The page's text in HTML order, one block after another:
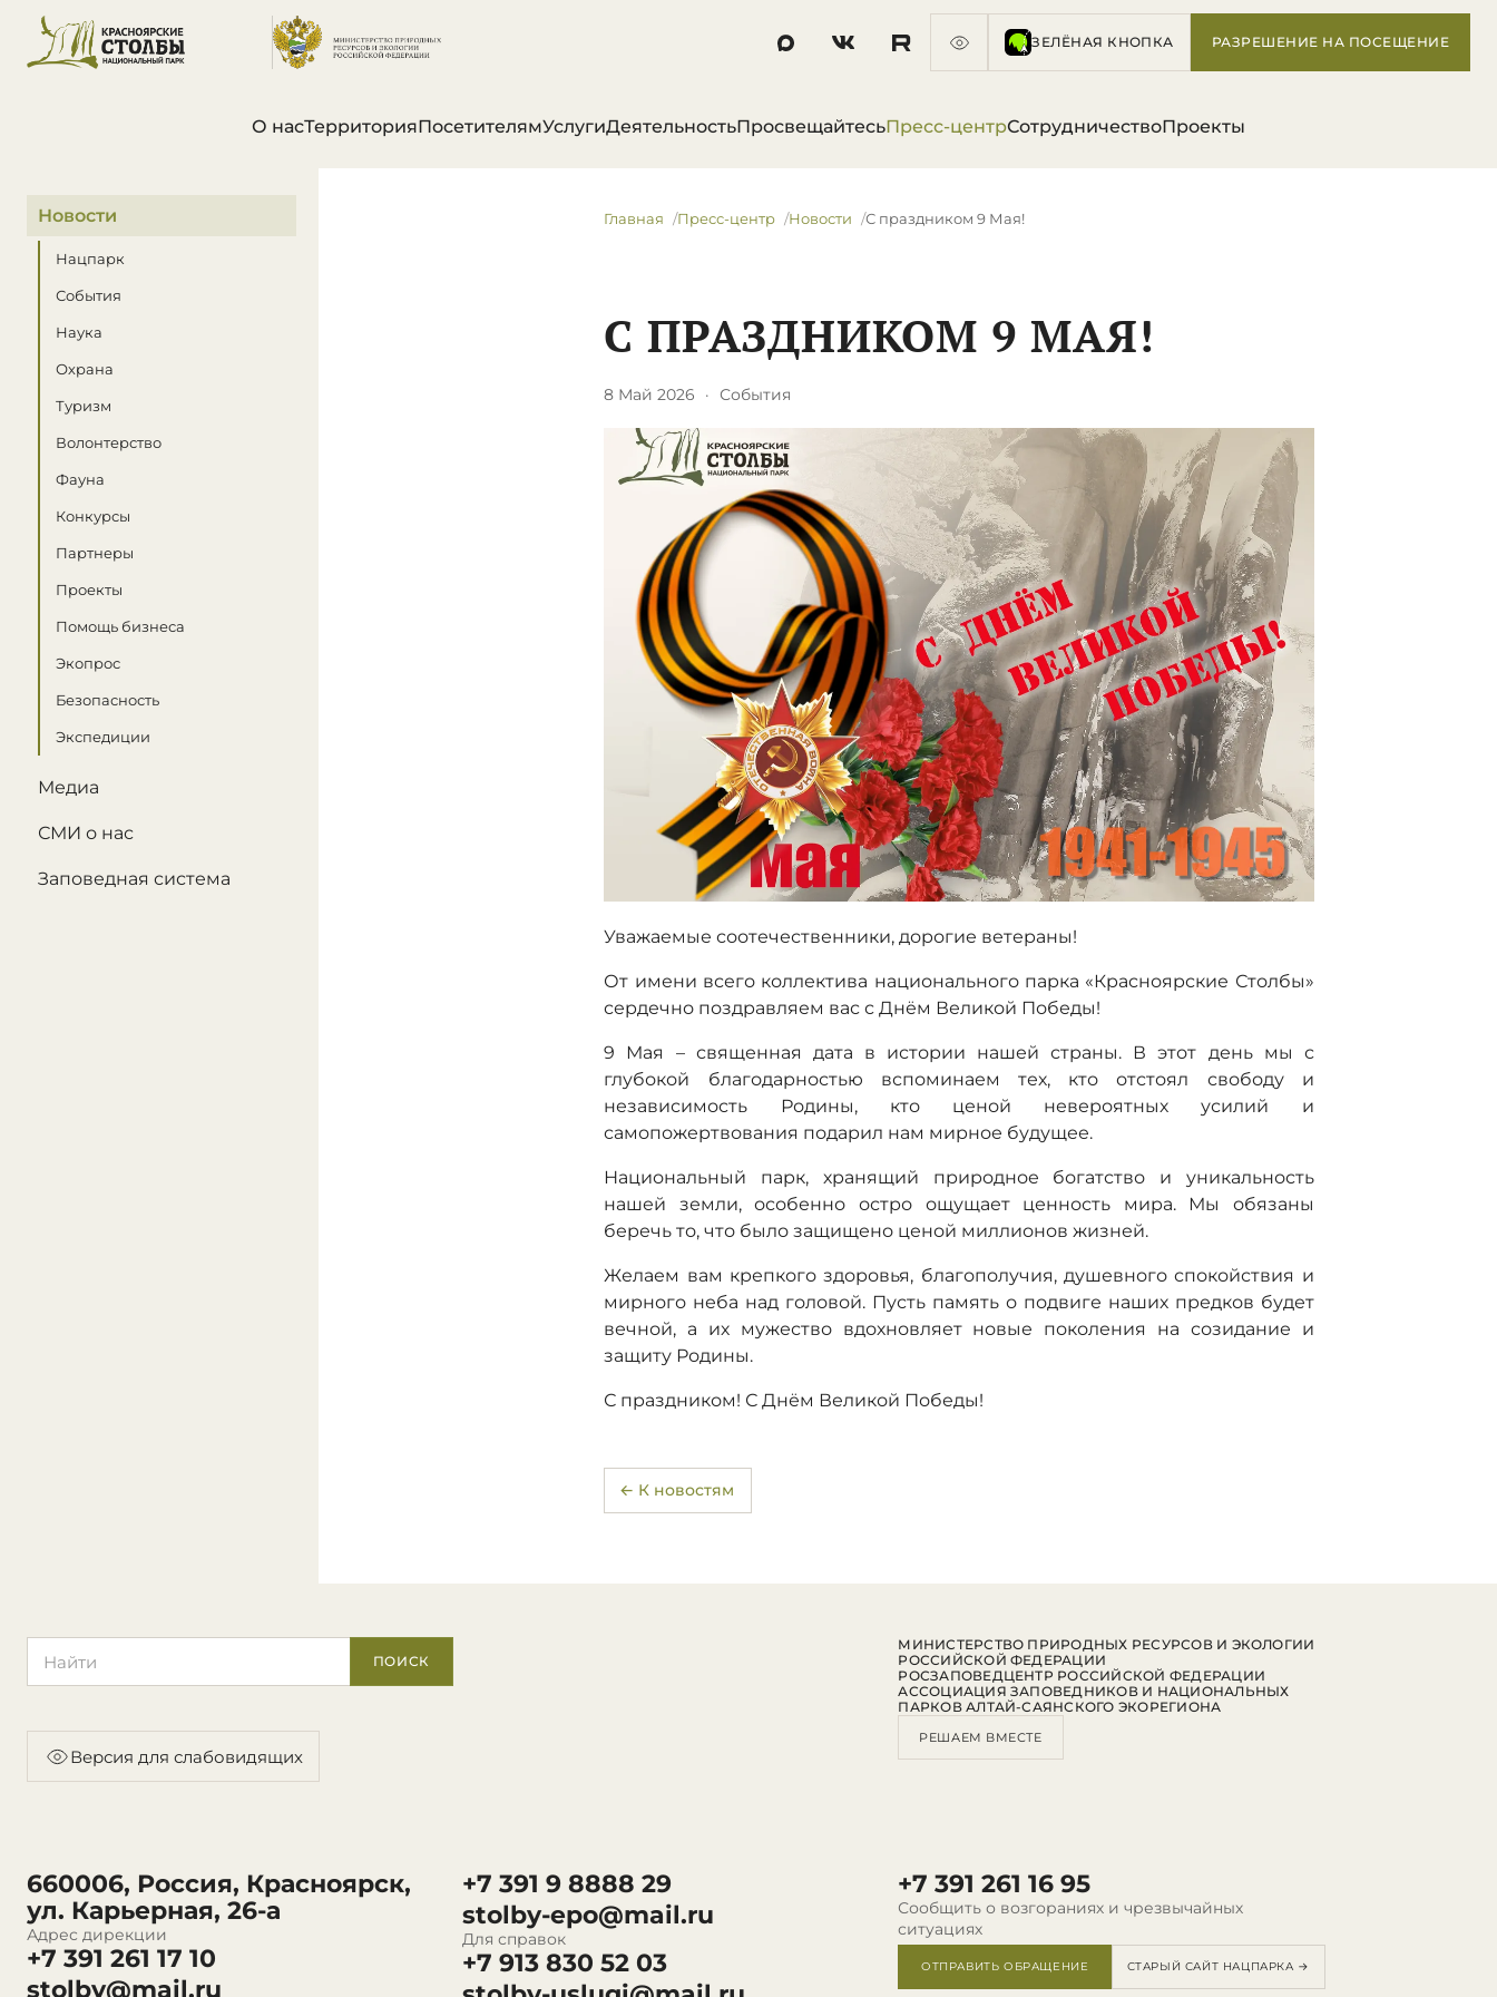
ЗЕЛЁНАЯ КНОПКА РАЗРЕШЕНИЕ НА ПОСЕЩЕНИЕ
О насТерриторияПосетителямУслугиДеятельностьПросвещайтесьПресс-центрСотрудничествоПроекты
В этом разделе
Новости
Нацпарк
События
Наука
Охрана
Туризм
Волонтерство
Фауна
Конкурсы
Партнеры
Проекты
Помощь бизнеса
Экопрос
Безопасность
Экспедиции
Медиа
СМИ о нас
Заповедная система
Главная Пресс-центр Новости С праздником 9 Мая!
С ПРАЗДНИКОМ 9 МАЯ!
8 Май 2026 · События
Уважаемые соотечественники, дорогие ветераны!
От имени всего коллектива национального парка «Красноярские Столбы»
сердечно поздравляем вас с Днём Великой Победы!
9 Мая – священная дата в истории нашей страны. В этот день мы с
глубокой благодарностью вспоминаем тех, кто отстоял свободу и
независимость Родины, кто ценой невероятных усилий и
самопожертвования подарил нам мирное будущее.
Национальный парк, хранящий природное богатство и уникальность
нашей земли, особенно остро ощущает ценность мира. Мы обязаны
беречь то, что было защищено ценой миллионов жизней.
Желаем вам крепкого здоровья, благополучия, душевного спокойствия и
мирного неба над головой. Пусть память о подвиге наших предков будет
вечной, а их мужество вдохновляет новые поколения на созидание и
защиту Родины.
С праздником! С Днём Великой Победы!
← К новостям
ПОИСК
Версия для слабовидящих
660006, Россия, Красноярск,
ул. Карьерная, 26-а
Адрес дирекции
+7 391 261 17 10
stolby@mail.ru
+7 391 9 8888 29
stolby-epo@mail.ru
Для справок
+7 913 830 52 03
+7 391 261 16 95
Сообщить о возгораниях и чрезвычайных
ситуациях
ОТПРАВИТЬ ОБРАЩЕНИЕ СТАРЫЙ САЙТ НАЦПАРКА →
МИНИСТЕРСТВО ПРИРОДНЫХ РЕСУРСОВ И ЭКОЛОГИИ
РОССИЙСКОЙ ФЕДЕРАЦИИ
РОСЗАПОВЕДЦЕНТР РОССИЙСКОЙ ФЕДЕРАЦИИ
АССОЦИАЦИЯ ЗАПОВЕДНИКОВ И НАЦИОНАЛЬНЫХ
ПАРКОВ АЛТАЙ-САЯНСКОГО ЭКОРЕГИОНА
РЕШАЕМ ВМЕСТЕ